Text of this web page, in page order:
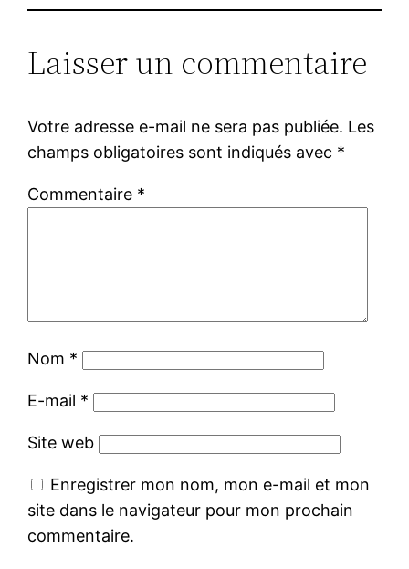
Laisser un commentaire
Votre adresse e-mail ne sera pas publiée. Les
champs obligatoires sont indiqués avec *
Commentaire *
Nom *
E-mail *
Site web
Enregistrer mon nom, mon e-mail et mon
site dans le navigateur pour mon prochain
commentaire.